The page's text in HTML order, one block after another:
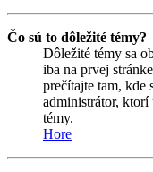
Čo sú to dôležité témy?
Dôležité témy sa
iba na prvej
prečítajte tam, kde
administrátor,
témy.
Hore